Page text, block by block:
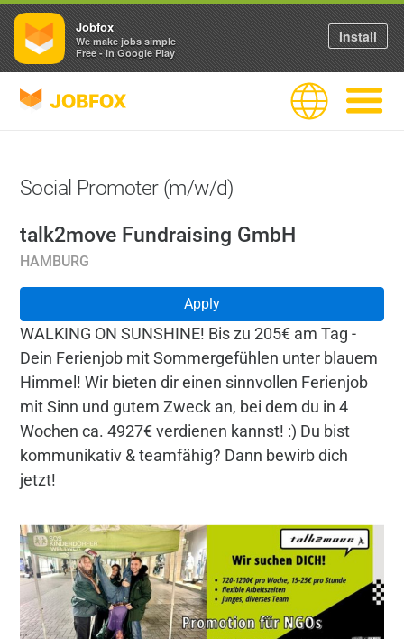
JOBFOX Navigate
Language
Social Promoter (m/w/d)
talk2move Fundraising GmbH
HAMBURG
Apply
WALKING ON SUNSHINE! Bis zu 205€ am Tag -
Dein Ferienjob mit Sommergefühlen unter blauem
Himmel! Wir bieten dir einen sinnvollen Ferienjob
mit Sinn und gutem Zweck an, bei dem du in 4
Wochen ca. 4927€ verdienen kannst! :) Du bist
kommunikativ & teamfähig? Dann bewirb dich
jetzt!
Jobfox
We make jobs simple
Free - in Google Play
Install